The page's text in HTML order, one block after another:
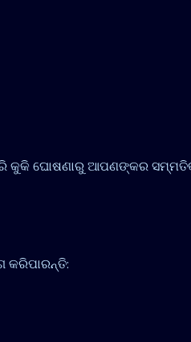
କୁକି ଘୋଷଣାରୁ ଆପଣଙ୍କର
କରିପାରନ୍ତି: